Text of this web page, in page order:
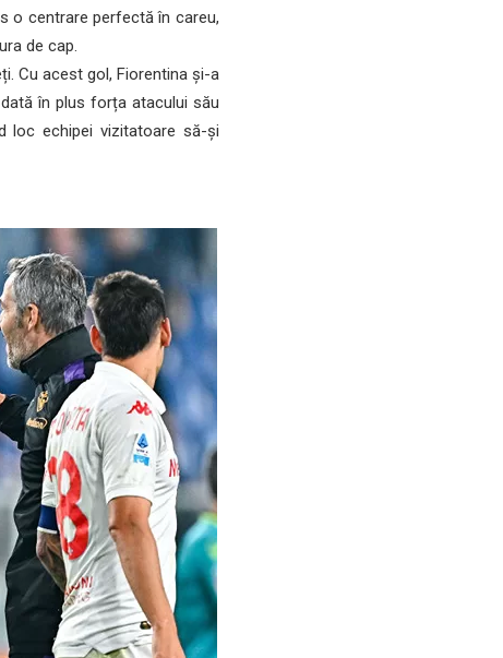
o centrare perfectă în careu,
de cap.
Cu acest gol, Fiorentina și-a
în plus forța atacului său
loc echipei vizitatoare să-și